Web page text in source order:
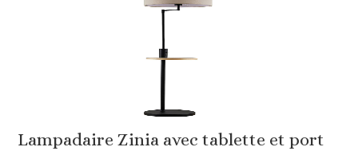
Lampadaire Zinia avec tablette et port